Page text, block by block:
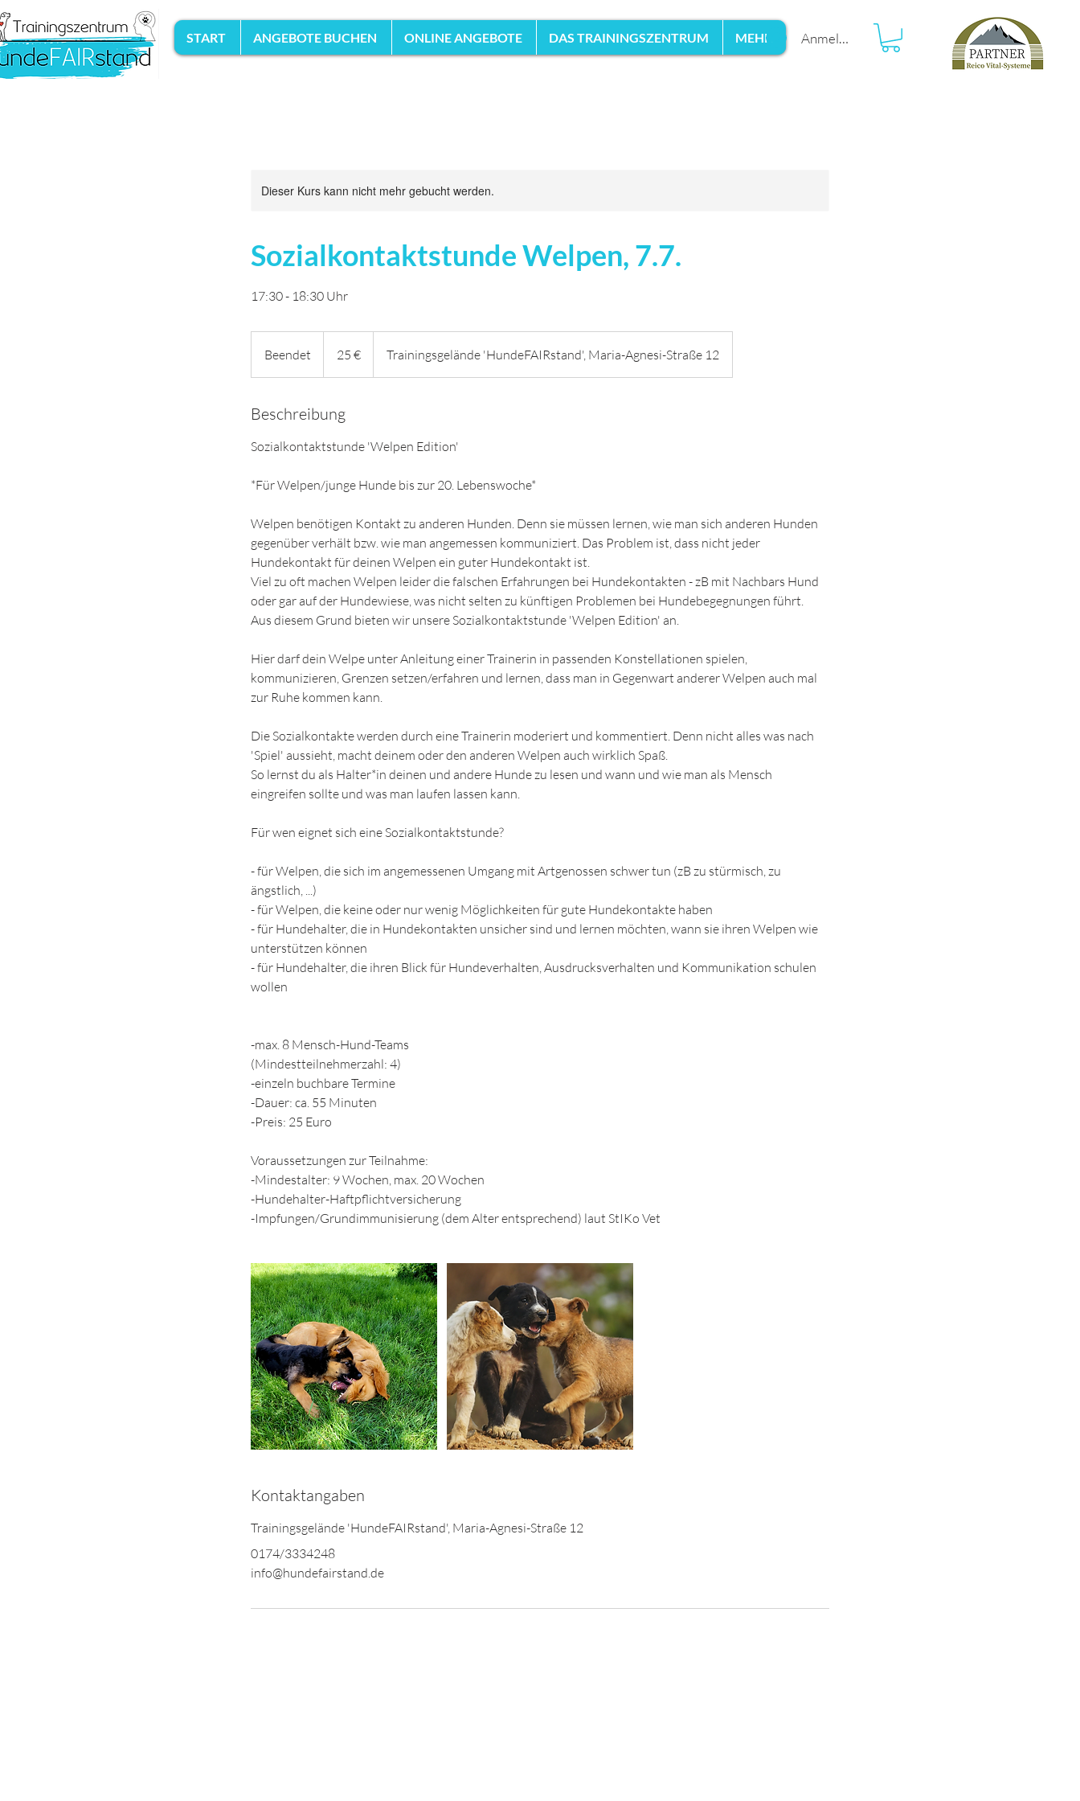
START ANGEBOTE BUCHEN ONLINE ANGEBOTE DAS TRAININGSZENTRUM MEHR Anmelden
Dieser Kurs kann nicht mehr gebucht werden.
Sozialkontaktstunde Welpen, 7.7.
17:30 - 18:30 Uhr
Beendet
e
n
e
25 € Trainingsgelände 'HundeFAIRstand', Maria-Agnesi-Straße 12
Beschreibung
Sozialkontaktstunde 'Welpen Edition'
*Für Welpen/junge Hunde bis zur 20. Lebenswoche*
Welpen benötigen Kontakt zu anderen Hunden. Denn sie müssen lernen, wie man sich anderen Hunden
gegenüber verhält bzw. wie man angemessen kommuniziert. Das Problem ist, dass nicht jeder
Hundekontakt für deinen Welpen ein guter Hundekontakt ist.
Viel zu oft machen Welpen leider die falschen Erfahrungen bei Hundekontakten - zB mit Nachbars Hund
oder gar auf der Hundewiese, was nicht selten zu künftigen Problemen bei Hundebegegnungen führt.
Aus diesem Grund bieten wir unsere Sozialkontaktstunde 'Welpen Edition' an.
Hier darf dein Welpe unter Anleitung einer Trainerin in passenden Konstellationen spielen,
kommunizieren, Grenzen setzen/erfahren und lernen, dass man in Gegenwart anderer Welpen auch mal
zur Ruhe kommen kann.
Die Sozialkontakte werden durch eine Trainerin moderiert und kommentiert. Denn nicht alles was nach
'Spiel' aussieht, macht deinem oder den anderen Welpen auch wirklich Spaß.
So lernst du als Halter*in deinen und andere Hunde zu lesen und wann und wie man als Mensch
eingreifen sollte und was man laufen lassen kann.
Für wen eignet sich eine Sozialkontaktstunde?
- für Welpen, die sich im angemessenen Umgang mit Artgenossen schwer tun (zB zu stürmisch, zu
ängstlich, ...)
- für Welpen, die keine oder nur wenig Möglichkeiten für gute Hundekontakte haben
- für Hundehalter, die in Hundekontakten unsicher sind und lernen möchten, wann sie ihren Welpen wie
unterstützen können
- für Hundehalter, die ihren Blick für Hundeverhalten, Ausdrucksverhalten und Kommunikation schulen
wollen
-max. 8 Mensch-Hund-Teams
(Mindestteilnehmerzahl: 4)
-einzeln buchbare Termine
-Dauer: ca. 55 Minuten
-Preis: 25 Euro
Voraussetzungen zur Teilnahme:
-Mindestalter: 9 Wochen, max. 20 Wochen
-Hundehalter-Haftpflichtversicherung
-Impfungen/Grundimmunisierung (dem Alter entsprechend) laut StIKo Vet​​
Kontaktangaben
Trainingsgelände 'HundeFAIRstand', Maria-Agnesi-Straße 12
0174/3334248
info@hundefairstand.de